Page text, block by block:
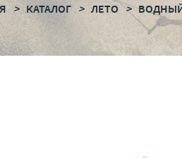
КАТАЛОГ ЛЕТО